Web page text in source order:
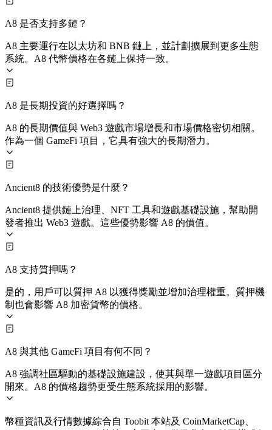
A8 是否支持多鏈？
A8 主要運行在以太坊和 BNB 鏈上，並計劃擴展到更多生態
系統。A8 代幣價格在各鏈上保持一致。
A8 是長期投資的好選擇嗎？
A8 的長期價值與 Web3 遊戲市場增長和市場價格密切相關。
作為一個 GameFi 項目，它具有強大的長期潛力。
Ancient8 的技術優勢是什麼？
Ancient8 提供鏈上治理、NFT 工具和遊戲基礎設施，幫助開
發者推出 Web3 遊戲。這些優勢影響 A8 的價值。
A8 支持質押嗎？
是的，用戶可以質押 A8 以獲得獎勵並增加治理權重。質押機
制也會影響 A8 加密貨幣的價格。
A8 與其他 GameFi 項目有何不同？
A8 強調社區驅動的基礎設施建設，使其與單一遊戲項目區分
開來。A8 的價格趨勢更受生態系統採用的影響。
幣種資訊及行情數據綜合自 Toobit 本站及 CoinMarketCap、